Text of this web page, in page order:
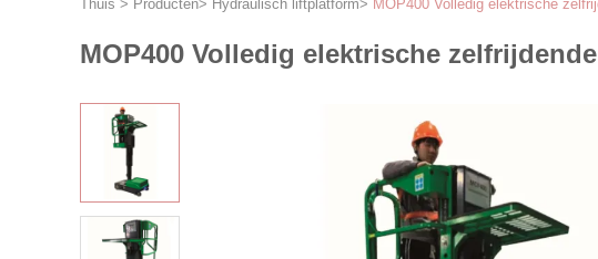
Thuis > Producten> Hydraulisch liftplatform> MOP400 Volledig elektrische
MOP400 Volledig elektrische